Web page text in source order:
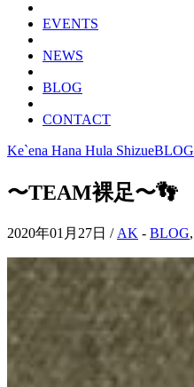
EVENTS
NEWS
BLOG
CONTACT
Ke`ena Hana Hula ShizueBLOG
〜TEAM裸足〜👣
2020年01月27日 / AK - BLOG,